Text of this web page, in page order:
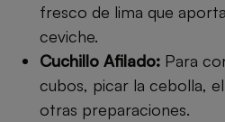
fresco de lima que
ceviche.
Cuchillo Afilado: Para
cubos, picar la cebolla,
otras preparaciones.